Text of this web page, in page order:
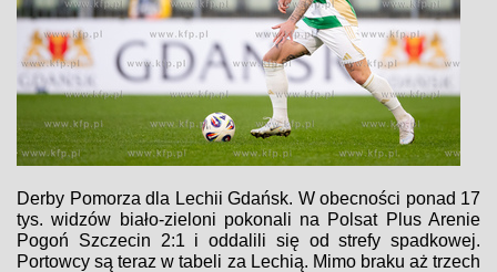
Derby Pomorza dla Lechii Gdańsk. W obecności ponad 17
tys. widzów biało-zieloni pokonali na Polsat Plus Arenie
Pogoń Szczecin 2:1 i oddalili się od strefy spadkowej.
Portowcy są teraz w tabeli za Lechią. Mimo braku aż trzech